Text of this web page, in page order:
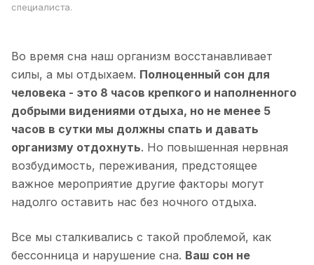
специалиста.
Во время сна наш организм восстанавливает
силы, а мы отдыхаем. Полноценный сон для
человека - это 8 часов крепкого и наполненного
добрыми видениями отдыха, но не менее 5
часов в сутки мы должны спать и давать
организму отдохнуть. Но повышенная нервная
возбудимость, переживания, предстоящее
важное мероприятие другие факторы могут
надолго оставить нас без ночного отдыха.
Все мы сталкивались с такой проблемой, как
бессонница и нарушение сна. Ваш сон не